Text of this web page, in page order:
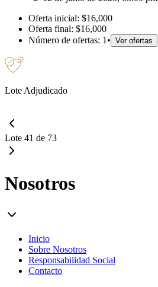
Oferta inicial: $16,000
Oferta final: $16,000
Número de ofertas: 1 • Ver ofertas
Lote Adjudicado
Lote 41 de 73
Nosotros
Inicio
Sobre Nosotros
Responsabilidad Social
Contacto